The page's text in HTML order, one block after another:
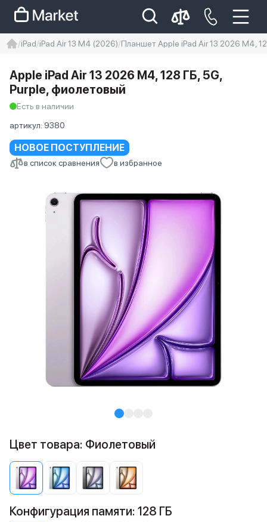
Iphone 14 pro max
айфон 14
iPad iPad Air 13 M4 (2026) Планшет Apple iPad Air 13 2026 M4,
НОВОЕ ПОСТУПЛЕНИЕ
в список сравнения в избранное
Apple iPad Air 13 2026 M4, 128 ГБ, 5G,
Purple, фиолетовый
Есть в наличии
артикул: 9380
Цвет товара: Фиолетовый
Конфигурация памяти: 128 ГБ